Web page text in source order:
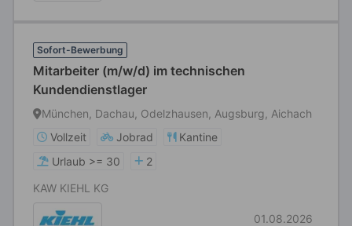
Sofort-Bewerbung
Mitarbeiter (m/w/d) im technischen
Kundendienstlager
München, Dachau, Odelzhausen, Augsburg, Aichach
Vollzeit
Jobrad
Kantine
Urlaub >= 30
2
KAW KIEHL KG
01.08.2026